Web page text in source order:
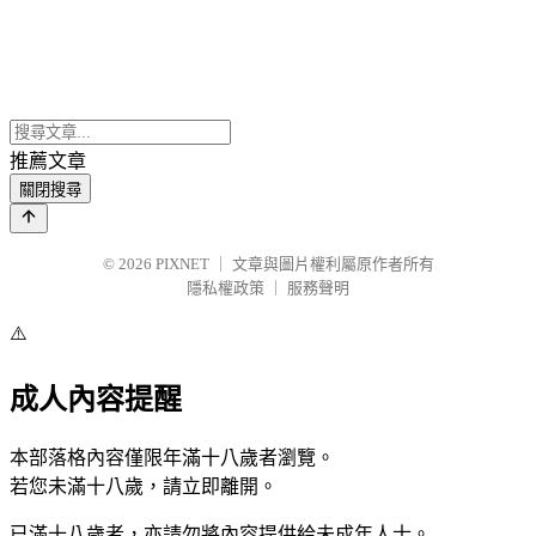
推薦文章
關閉搜尋
© 2026 PIXNET
文章與圖片權利屬原作者所有
隱私權政策
服務聲明
⚠️
成人內容提醒
本部落格內容僅限年滿十八歲者瀏覽。
若您未滿十八歲，請立即離開。